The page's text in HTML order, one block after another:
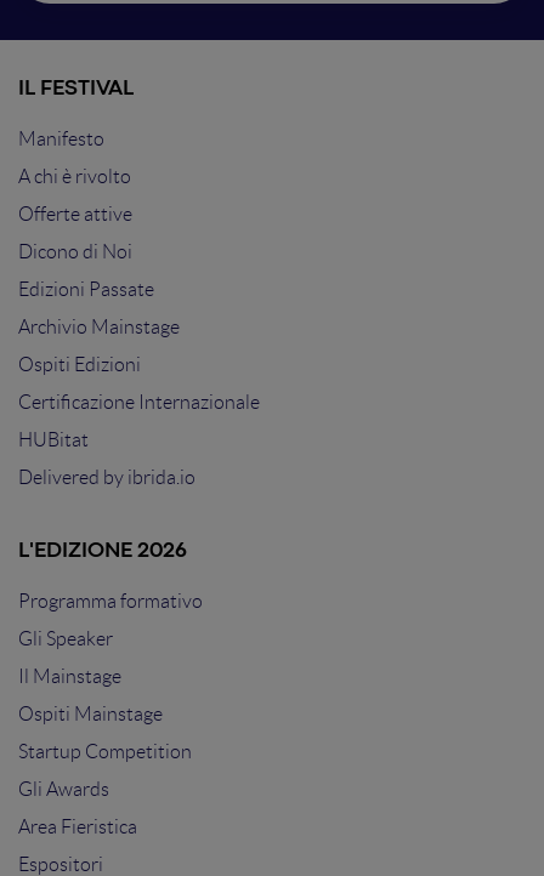
IL FESTIVAL
Manifesto
A chi è rivolto
Offerte attive
Dicono di Noi
Edizioni Passate
Archivio Mainstage
Ospiti Edizioni
Certificazione Internazionale
HUBitat
Delivered by ibrida.io
L'EDIZIONE 2026
Programma formativo
Gli Speaker
Il Mainstage
Ospiti Mainstage
Startup Competition
Gli Awards
Area Fieristica
Espositori